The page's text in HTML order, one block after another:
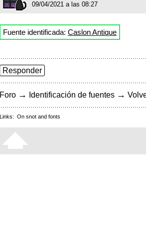
09/04/2021 a las 08:27
Fuente identificada: Caslon Antique
Responder
Foro → Identificación de fuentes →
Links: On snot and fonts